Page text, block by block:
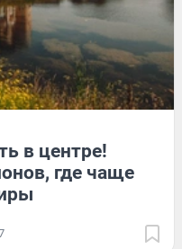
в центре!
где чаще